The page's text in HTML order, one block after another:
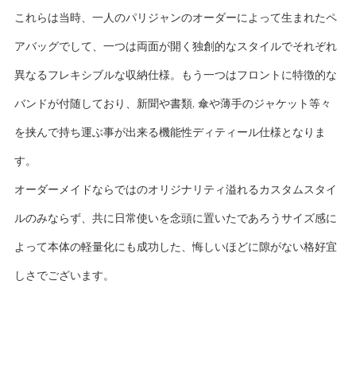
これらは当時、一人のパリジャンのオーダーによって生まれたペ
アバッグでして、一つは両面が開く独創的なスタイルでそれぞれ
異なるフレキシブルな収納仕様。もう一つはフロントに特徴的な
バンドが付随しており、新聞や書類, 傘や薄手のジャケット等々
を挟んで持ち運ぶ事が出来る機能性ディティール仕様となりま
す。
オーダーメイドならではのオリジナリティ溢れるカスタムスタイ
ルのみならず、共に日常使いを念頭に置いたであろうサイズ感に
よって本体の軽量化にも成功した、悔しいほどに隙がない格好宜
しさでございます。